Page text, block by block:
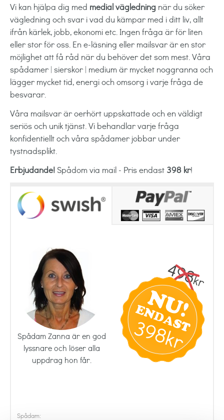
Vi kan hjälpa dig med medial vägledning när du söker
vägledning och svar i vad du kämpar med i ditt liv, allt
ifrån kärlek, jobb, ekonomi etc. Ingen fråga är för liten
eller stor för oss. En e-läsning eller mailsvar är en stor
möjlighet att få råd när du behöver det som mest. Våra
spådamer | sierskor | medium är mycket noggranna och
lägger mycket tid, energi och omsorg i varje fråga de
besvarar.
Våra mailsvar är oerhört uppskattade och en väldigt
seriös och unik tjänst. Vi behandlar varje fråga
konfidentiellt och våra spådamer jobbar under
tystnadsplikt.
Erbjudande!Spådom via mail - Pris endast 398 kr!
Spådam Zanna är en god
lyssnare och löser alla
uppdrag hon får.
Spådam: